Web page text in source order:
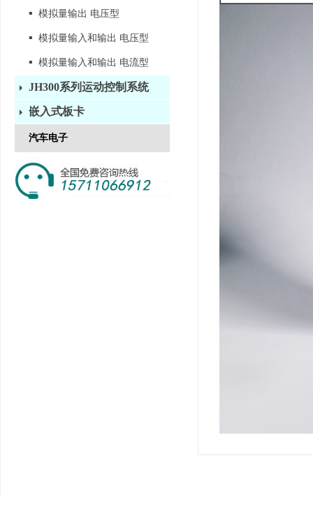
▪ 模拟量输出 电压型
▪ 模拟量输入和输出 电压型
▪ 模拟量输入和输出 电流型
JH300系列运动控制系统
嵌入式板卡
汽车电子